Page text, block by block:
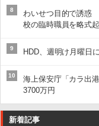
8
わいせつ目的で誘惑
校の臨時職員を略式
9 HDD、週明け月曜日
10
海上保安庁「カラ出
3700万円
新着記事